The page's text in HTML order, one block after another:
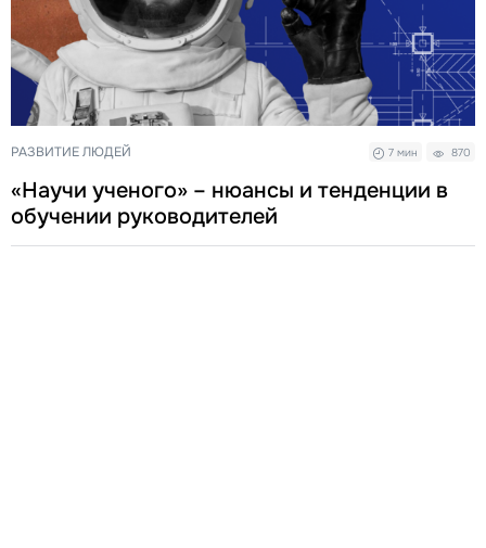
РАЗВИТИЕ ЛЮДЕЙ 7 мин 870
«Научи ученого» – нюансы и тенденции в
обучении руководителей